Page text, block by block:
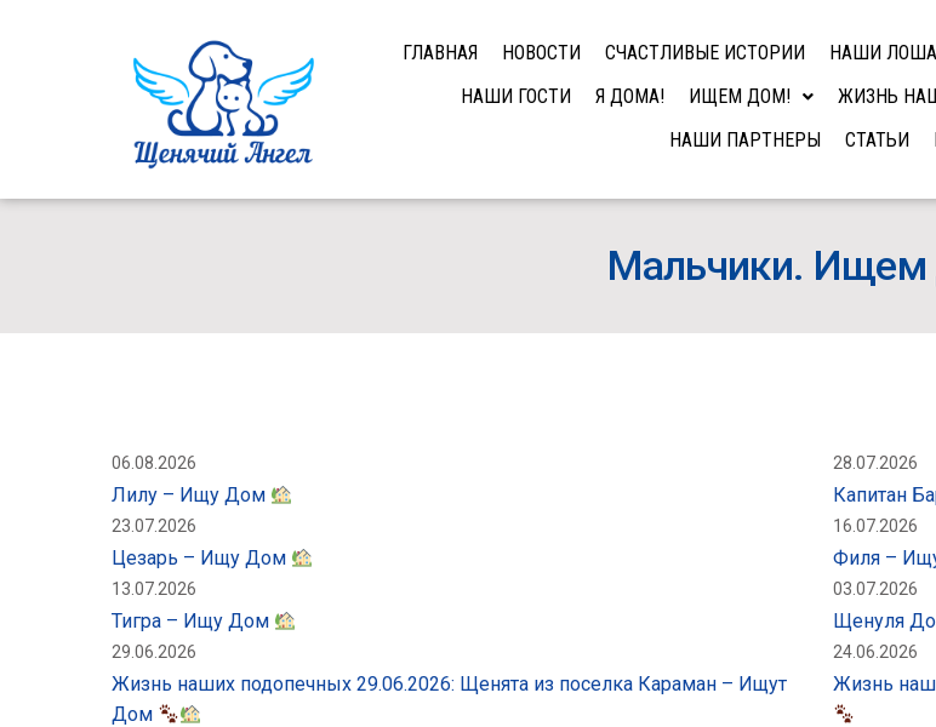
ГЛАВНАЯ НОВОСТИ СЧАСТЛИВЫЕ ИСТОРИИ НАШИ
НАШИ ГОСТИ
Я ДОМА! ИЩЕМ ДОМ! ЖИЗНЬ
НАШИ ПАРТНЕРЫ
СТАТЬИ
Мальчики. Ищем
06.08.2026
Лилу – Ищу Дом
28.07.2026
Капитан
23.07.2026
Цезарь – Ищу Дом
16.07.2026
Филя –
13.07.2026
Тигра – Ищу Дом
03.07.2026
Щенуля
29.06.2026
Жизнь наших подопечных 29.06.2026: Щенята из поселка Караман – Ищут
Дом
24.06.2026
Жизнь